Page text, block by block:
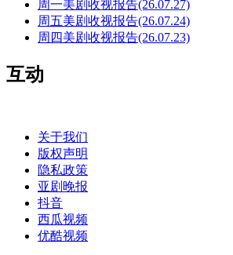
周一美剧收视报告(26.07.27)
周五美剧收视报告(26.07.24)
周四美剧收视报告(26.07.23)
互动
关于我们
版权声明
隐私政策
亚剧晚报
抖音
西瓜视频
优酷视频